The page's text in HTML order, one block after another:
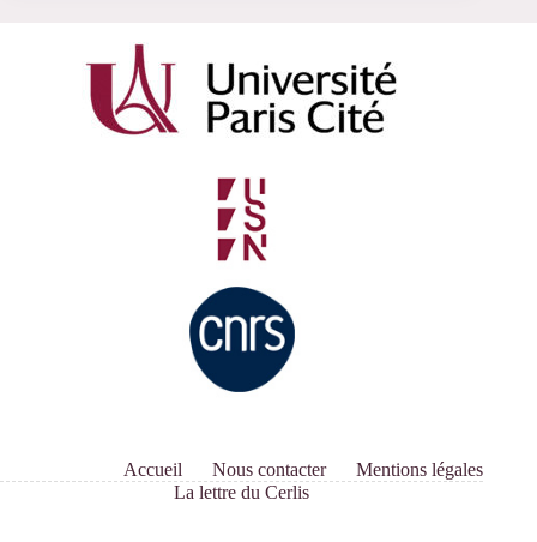
Accueil Nous contacter
Mentions légales
La lettre du Cerlis